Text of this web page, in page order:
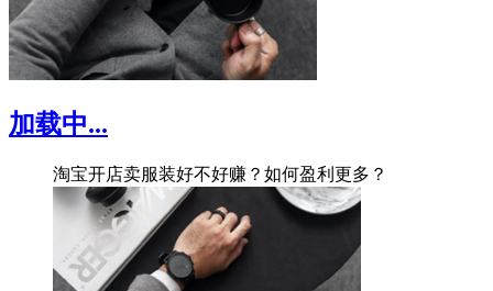
加载中...
淘宝开店卖服装好不好赚？如何盈利更多？